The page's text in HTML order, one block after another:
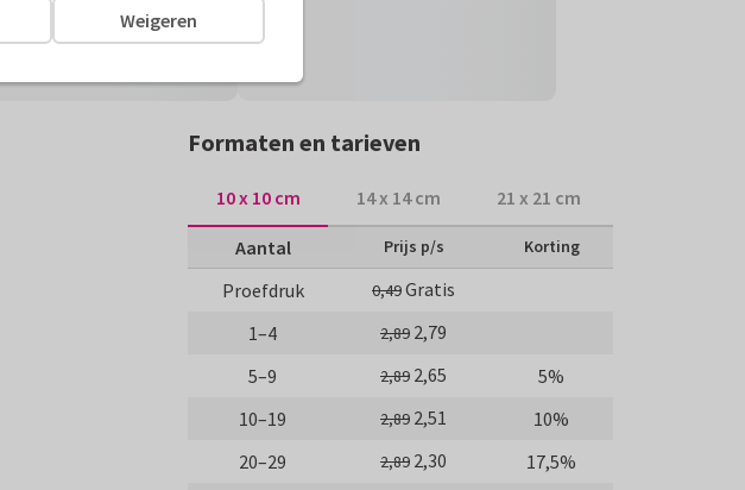
Formaten en tarieven
10 x 10 cm 14 x 14 cm 21 x 21 cm
Aantal Prijs p/s Korting
Proefdruk 0,49Gratis
1–4
2,89 2,79
5–9
2,89 2,65
5%
10–19
2,89 2,51
10%
20–29
2,89 2,30
17,5%
Weigeren